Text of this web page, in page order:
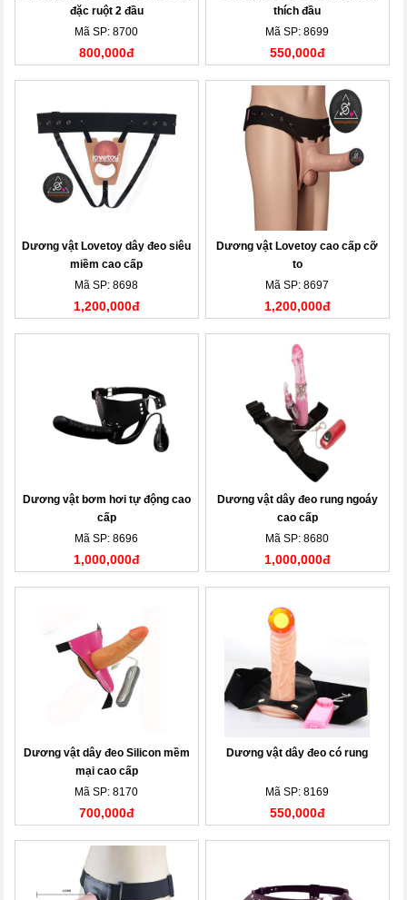
đặc ruột 2 đầu
Mã SP: 8700
800,000đ
thích đầu
Mã SP: 8699
550,000đ
Dương vật Lovetoy dây đeo siêu
miềm cao cấp
Mã SP: 8698
1,200,000đ
Dương vật Lovetoy cao cấp cỡ
to
Mã SP: 8697
1,200,000đ
Dương vật bơm hơi tự động cao
cấp
Mã SP: 8696
1,000,000đ
Dương vật dây đeo rung ngoáy
cao cấp
Mã SP: 8680
1,000,000đ
Dương vật dây đeo Silicon mềm
mại cao cấp
Mã SP: 8170
700,000đ
Dương vật dây đeo có rung
Mã SP: 8169
550,000đ